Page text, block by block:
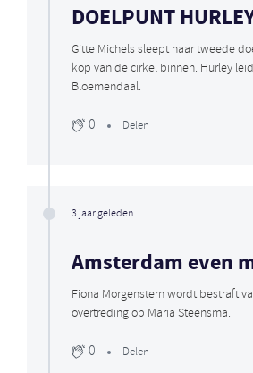
DOELPUNT
Gitte Michels sleept haar tweede
kop van de cirkel binnen. Hurley
Bloemendaal.
0 Delen
3 jaar geleden
Amsterdam even
Fiona Morgenstern wordt bestraft
overtreding op Maria Steensma.
0 Delen